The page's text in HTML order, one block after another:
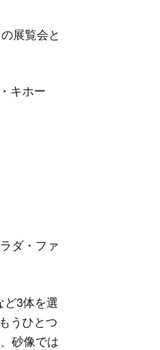
展覧会と
キホー
ダ・ファ
3体を選
うひとつ
砂像では